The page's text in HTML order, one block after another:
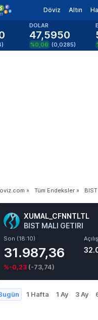
Döviz Altın
)
DOLAR
47,5950
%0,06 (0,0285)
» Tüm Endeksler »
XUMAL_CFNNTLTL
BIST MALI GETIRI
Son (18:10)
31.987,36
%-0,23 (-73,74)
Açılış
1 Hafta 1 Ay 3 Ay